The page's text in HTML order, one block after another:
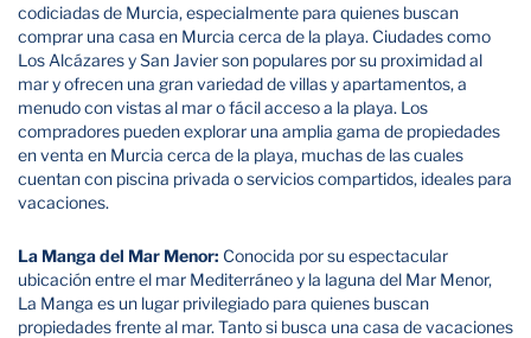
codiciadas de Murcia, especialmente para quienes buscan
comprar una casa en Murcia cerca de la playa. Ciudades como
Los Alcázares y San Javier son populares por su proximidad al
mar y ofrecen una gran variedad de villas y apartamentos, a
menudo con vistas al mar o fácil acceso a la playa. Los
compradores pueden explorar una amplia gama de propiedades
en venta en Murcia cerca de la playa, muchas de las cuales
cuentan con piscina privada o servicios compartidos, ideales para
vacaciones.
La Manga del Mar Menor: Conocida por su espectacular
ubicación entre el mar Mediterráneo y la laguna del Mar Menor,
La Manga es un lugar privilegiado para quienes buscan
propiedades frente al mar. Tanto si busca una casa de vacaciones